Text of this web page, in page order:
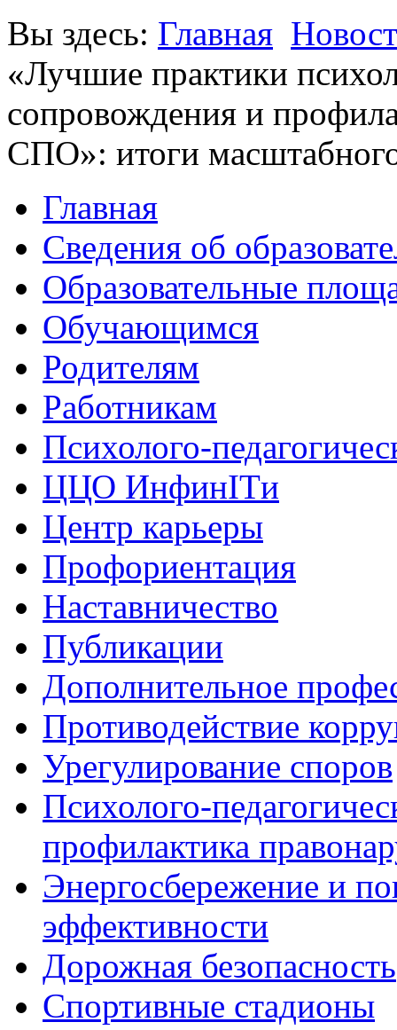
Вы здесь: Главная
«Лучшие практики
сопровождения и
СПО»: итоги
Главная
Сведения об
Образовательные
Обучающимся
Родителям
Работникам
Психолого-
ЦЦО ИнфинITи
Центр карьеры
Профориентация
Наставничество
Публикации
Дополнительное
Противодействие
Урегулирование споров
Психолого-
профилактика
Энергосбережение и
эффективности
Дорожная безопасность
Спортивные стадионы